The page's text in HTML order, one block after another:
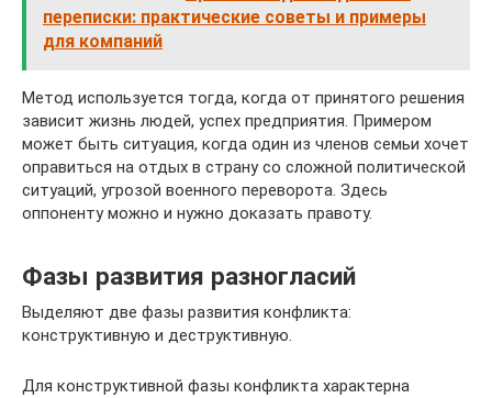
переписки: практические советы и примеры
для компаний
Метод используется тогда, когда от принятого решения
зависит жизнь людей, успех предприятия. Примером
может быть ситуация, когда один из членов семьи хочет
оправиться на отдых в страну со сложной политической
ситуаций, угрозой военного переворота. Здесь
оппоненту можно и нужно доказать правоту.
Фазы развития разногласий
Выделяют две фазы развития конфликта:
конструктивную и деструктивную.
Для конструктивной фазы конфликта характерна